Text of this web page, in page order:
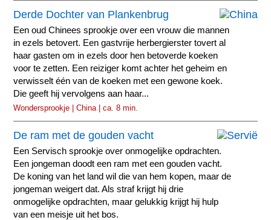
Derde Dochter van Plankenbrug
Een oud Chinees sprookje over een vrouw die mannen
in ezels betovert. Een gastvrije herbergierster tovert al
haar gasten om in ezels door hen betoverde koeken
voor te zetten. Een reiziger komt achter het geheim en
verwisselt één van de koeken met een gewone koek.
Die geeft hij vervolgens aan haar...
Wondersprookje | China | ca. 8 min.
De ram met de gouden vacht
Een Servisch sprookje over onmogelijke opdrachten.
Een jongeman doodt een ram met een gouden vacht.
De koning van het land wil die van hem kopen, maar de
jongeman weigert dat. Als straf krijgt hij drie
onmogelijke opdrachten, maar gelukkig krijgt hij hulp
van een meisje uit het bos.